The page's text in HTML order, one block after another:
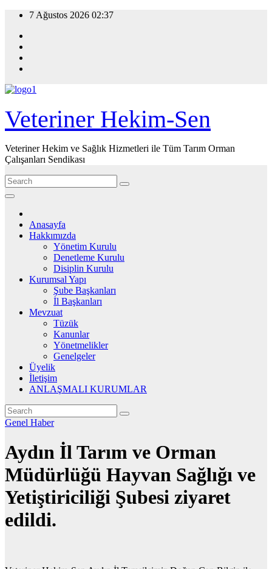
Skip
content
7 Ağustos 2026 02:37
Veteriner Hekim-Sen
Veteriner Hekim ve Sağlık Hizmetleri ile Tüm Tarım Orman
Çalışanları Sendikası
Anasayfa
Hakkımızda
Yönetim Kurulu
Denetleme Kurulu
Disiplin Kurulu
Kurumsal Yapı
Şube Başkanları
İl Başkanları
Mevzuat
Tüzük
Kanunlar
Yönetmelikler
Genelgeler
Üyelik
İletişim
ANLAŞMALI KURUMLAR
Genel Haber
Aydın İl Tarım ve Orman
Müdürlüğü Hayvan Sağlığı ve
Yetiştiriciliği Şubesi ziyaret
edildi.